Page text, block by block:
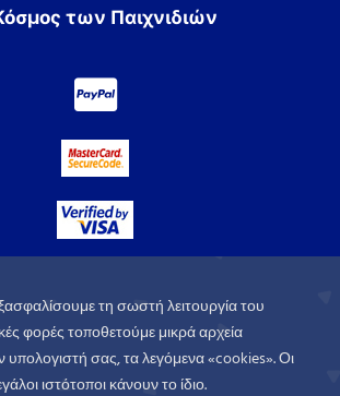
των Παιχνιδιών
τη σωστή λειτουργία του
φορές τοποθετούμε μικρά αρχεία
σας, τα λεγόμενα «cookies». Οι
ιστότοποι κάνουν το ίδιο.